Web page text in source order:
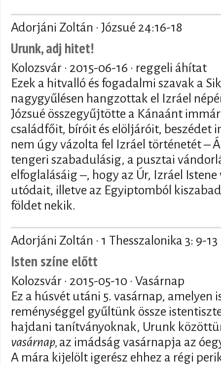
Adorjáni Zoltán · Józsué 24:16-18
Urunk, adj hitet!
Kolozsvár · 2015-06-16 · reggeli áhítat
Ezek a hitvalló és fogadalmi szavak a
nagygyűlésen hangzottak el Izráel
Józsué összegyűjtötte a Kánaánt
családfőit, bíróit és elöljáróit, beszédet
nem úgy vázolta fel Izráel történetét –
tengeri szabadulásig, a pusztai
elfoglalásáig –, hogy az Úr, Izráel
utódait, illetve az Egyiptomból
földet nekik.
Adorjáni Zoltán · 1 Thesszalonika 3: 9-13
Isten színe előtt
Kolozsvár · 2015-05-10 · Vasárnap
Ez a húsvét utáni 5. vasárnap, amelyen
reménységgel gyűltünk össze
hajdani tanítványoknak, Urunk
vasárnap, az imádság vasárnapja az
A mára kijelölt igerész ehhez a régi